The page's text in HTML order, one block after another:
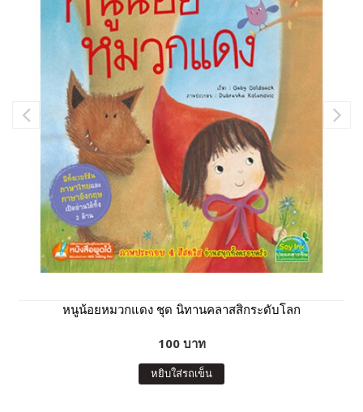
หนูน้อยหมวกแดง ชุด นิทานคลาสสิกระดับโลก
100 บาท
หยิบใส่รถเข็น